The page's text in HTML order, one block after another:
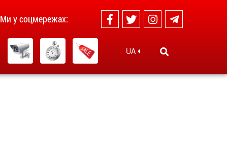
Ми у соцмережах:
UA